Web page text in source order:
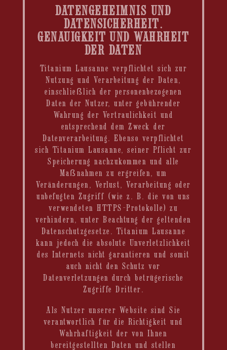
DATENGEHEIMNIS UND
DATENSICHERHEIT.
GENAUIGKEIT UND WAHRHEIT
DER DATEN
Titanium Lausanne verpflichtet sich zur
Nutzung und Verarbeitung der Daten,
einschließlich der personenbezogenen
Daten der Nutzer, unter gebührender
Wahrung der Vertraulichkeit und
entsprechend dem Zweck der
Datenverarbeitung. Ebenso verpflichtet
sich Titanium Lausanne, seiner Pflicht zur
Speicherung nachzukommen und alle
Maßnahmen zu ergreifen, um
Veränderungen, Verlust, Verarbeitung oder
unbefugten Zugriff (wie z. B. die von uns
verwendeten HTTPS-Protokolle) zu
verhindern, unter Beachtung der geltenden
Datenschutzgesetze. Titanium Lausanne
kann jedoch die absolute Unverletzlichkeit
des Internets nicht garantieren und somit
auch nicht den Schutz vor
Datenverletzungen durch betrügerische
Zugriffe Dritter.
Als Nutzer unserer Website sind Sie
verantwortlich für die Richtigkeit und
Wahrhaftigkeit der von Ihnen
bereitgestellten Daten und stellen